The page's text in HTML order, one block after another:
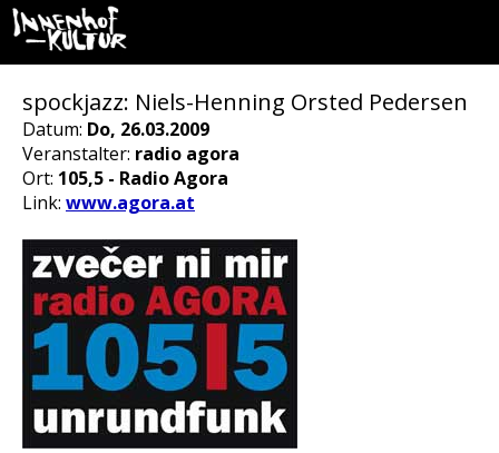
spockjazz: Niels-Henning Orsted Pedersen
Datum: Do, 26.03.2009
Veranstalter: radio agora
Ort: 105,5 - Radio Agora
Link: www.agora.at